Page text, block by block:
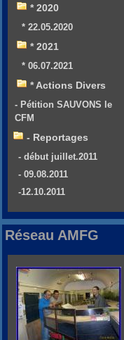
* 2020
* 22.05.2020
* 2021
* 06.07.2021
* Actions Divers
- Pétition SAUVONS le
CFM
- Reportages
- début juillet.2011
- 09.08.2011
-12.10.2011
Réseau AMFG